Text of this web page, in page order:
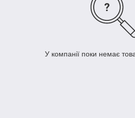
У компанії поки немає